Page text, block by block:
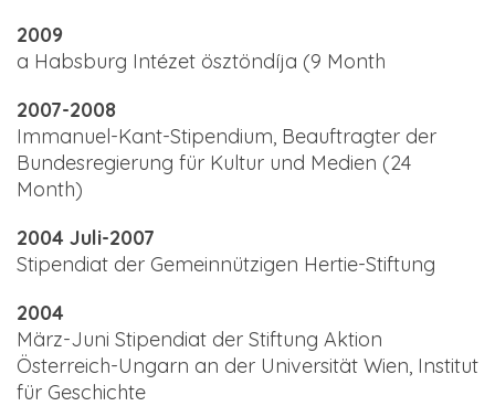
2009
a Habsburg Intézet ösztöndíja (9 Month
2007-2008
Immanuel-Kant-Stipendium, Beauftragter der
Bundesregierung für Kultur und Medien (24
Month)
2004 Juli-2007
Stipendiat der Gemeinnützigen Hertie-Stiftung
2004
März-Juni Stipendiat der Stiftung Aktion
Österreich-Ungarn an der Universität Wien, Institut
für Geschichte